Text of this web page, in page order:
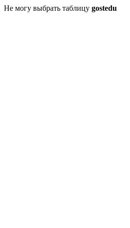
Не могу выбрать таблицу gostedu